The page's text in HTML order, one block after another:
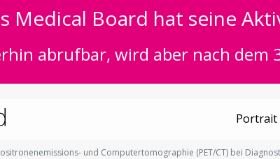
Medical Board hat seine
abrufbar, wird aber nach
Portrait
und Computertomographie (PET/CT) bei